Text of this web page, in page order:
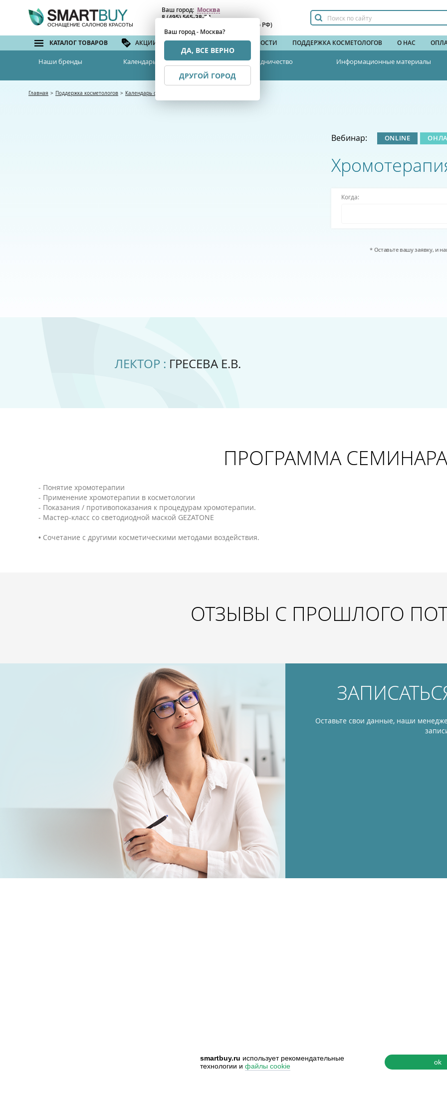
ОСНАЩЕНИЕ САЛОНОВ КРАСОТЫ
Ваш город: Москва
Ваш город - Москва?
ДА, ВСЕ ВЕРНО
ДРУГОЙ ГОРОД
8 (495) 565-38-74
(бесплатный по РФ)
КАТАЛОГ ТОВАРОВ АКЦИИ И СКИДКИ БРЕНДЫ НОВОСТИ ПОДДЕРЖКА КОСМЕТОЛОГОВ О НАС
Наши бренды Календарь семинаров Сотрудничество Информационные материалы
Главная > Поддержка косметологов > Календарь семинаров
Вебинар: ONLINE
Когда:
* Оставьте вашу заявку, и
ЛЕКТОР : ГРЕСЕВА Е.В.
ПРОГРАММА СЕМИНАРА
- Понятие хромотерапии
- Применение хромотерапии в косметологии
- Показания / противопоказания к процедурам хромотерапии.
- Мастер-класс со светодиодной маской GEZATONE
• Сочетание с другими косметическими методами воздействия.
ОТЗЫВЫ С ПРОШЛОГО
Оставьте свои данные, наши
smartbuy.ru использует рекомендательные
технологии и файлы cookie ok